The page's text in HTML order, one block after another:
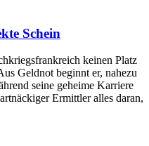
Schein
keinen Platz
Geldnot beginnt er, nahezu
seine geheime Karriere
Ermittler alles daran,